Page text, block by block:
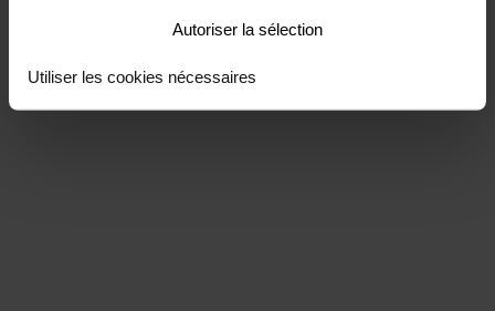
Autoriser la sélection
Utiliser les cookies nécessaires